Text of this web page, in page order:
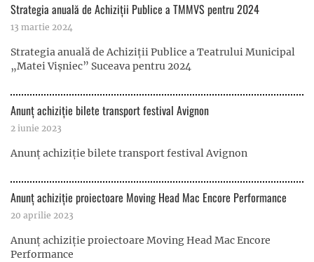
Strategia anuală de Achiziții Publice a TMMVS pentru 2024
13 martie 2024
Strategia anuală de Achiziții Publice a Teatrului Municipal
„Matei Vișniec” Suceava pentru 2024
Anunț achiziție bilete transport festival Avignon
2 iunie 2023
Anunț achiziție bilete transport festival Avignon
Anunț achiziție proiectoare Moving Head Mac Encore Performance
20 aprilie 2023
Anunț achiziție proiectoare Moving Head Mac Encore
Performance